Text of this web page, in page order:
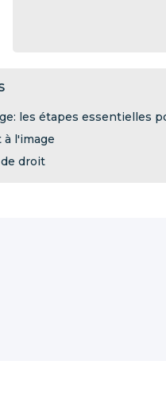
les étapes essentielles
l'image
droit